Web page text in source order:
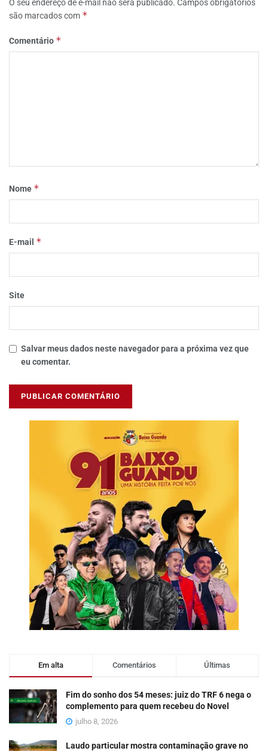
O seu endereço de e-mail não será publicado. Campos obrigatórios
são marcados com *
Comentário *
Nome *
E-mail *
Site
Salvar meus dados neste navegador para a próxima vez que
eu comentar.
Em alta Comentários Últimas
Fim do sonho dos 54 meses: juiz do TRF 6 nega o
complemento para quem recebeu do Novel
julho 8, 2026
Laudo particular mostra contaminação grave no